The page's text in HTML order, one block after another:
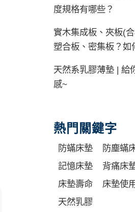
度規格有哪些？
實木集成板、夾板(
塑合板、密集板？如
天然系乳膠薄墊 | 給
感~
熱門關鍵字
防蟎床墊 防塵蟎
記憶床墊
背痛床
床墊壽命
床墊使
天然乳膠